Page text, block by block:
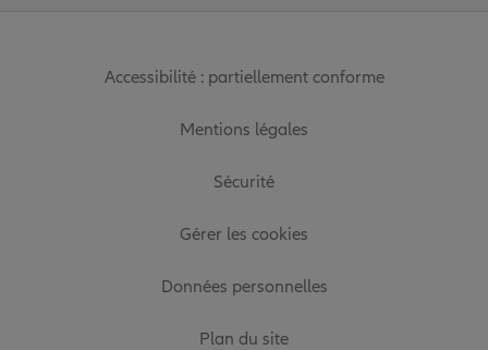
Accessibilité : partiellement conforme
Mentions légales
Sécurité
Gérer les cookies
Données personnelles
Plan du site